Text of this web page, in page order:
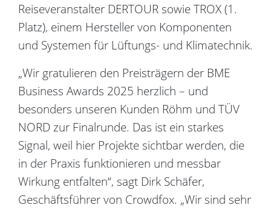
Reiseveranstalter DERTOUR sowie TROX (1.
Platz), einem Hersteller von Komponenten
und Systemen für Lüftungs- und Klimatechnik.
„Wir gratulieren den Preisträgern der BME
Business Awards 2025 herzlich – und
besonders unseren Kunden Röhm und TÜV
NORD zur Finalrunde. Das ist ein starkes
Signal, weil hier Projekte sichtbar werden, die
in der Praxis funktionieren und messbar
Wirkung entfalten“, sagt Dirk Schäfer,
Geschäftsführer von Crowdfox. „Wir sind sehr